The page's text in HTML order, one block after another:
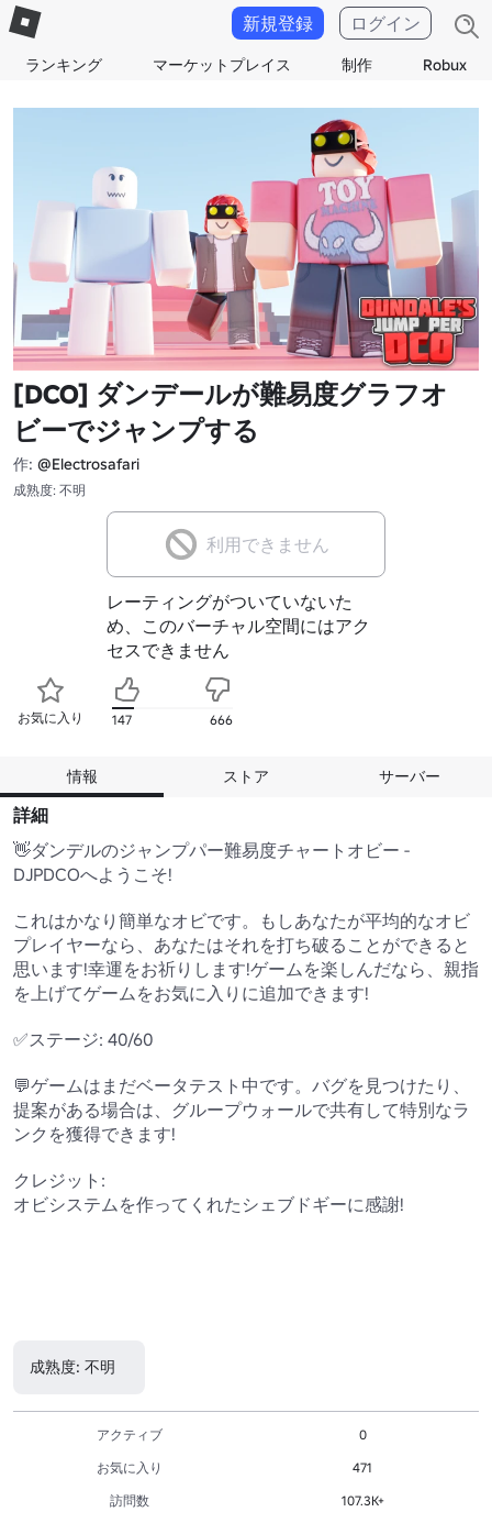
ランキング マーケットプレイス 制作 Robux
新規登録 ログイン
[DCO] ダンデールが難易度グラフオ
ビーでジャンプする
作: @Electrosafari
成熟度: 不明
利用できません
レーティングがついていないた
め、このバーチャル空間にはアク
セスできません
お気に入り 147 666
情報 ストア サーバー
詳細
👋ダンデルのジャンプパー難易度チャートオビー -
DJPDCOへようこそ!
これはかなり簡単なオビです。もしあなたが平均的なオビ
プレイヤーなら、あなたはそれを打ち破ることができると
思います!幸運をお祈りします!ゲームを楽しんだなら、親指
を上げてゲームをお気に入りに追加できます!
✅ステージ: 40/60
💬ゲームはまだベータテスト中です。バグを見つけたり、
提案がある場合は、グループウォールで共有して特別なラ
ンクを獲得できます!
クレジット:
オビシステムを作ってくれたシェブドギーに感謝!
成熟度: 不明
アクティブ
0
お気に入り
471
訪問数
107.3K+